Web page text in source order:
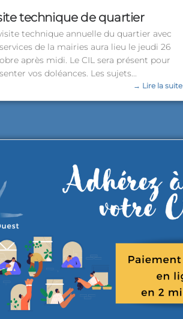
technique de quartier
technique annuelle du quartier avec
de la mairies aura lieu le jeudi 26
après midi. Le CIL sera présent pour
vos doléances. Les sujets...
→ Lire la suite